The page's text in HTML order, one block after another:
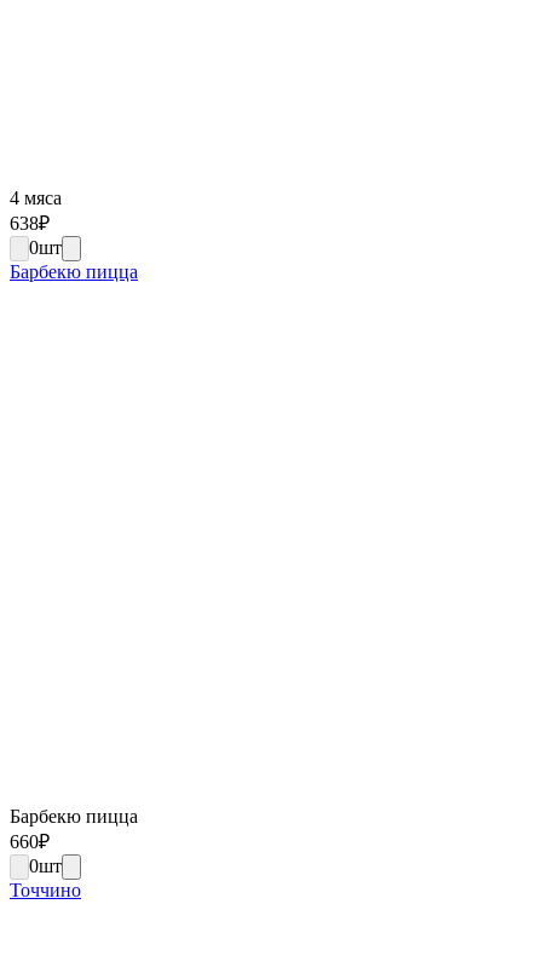
4 мяса
638₽
0шт
Барбекю пицца
Барбекю пицца
660₽
0шт
Точчино